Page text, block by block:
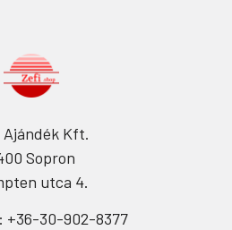
Ajándék Kft.
Sopron
utca 4.
+36-30-902-8377